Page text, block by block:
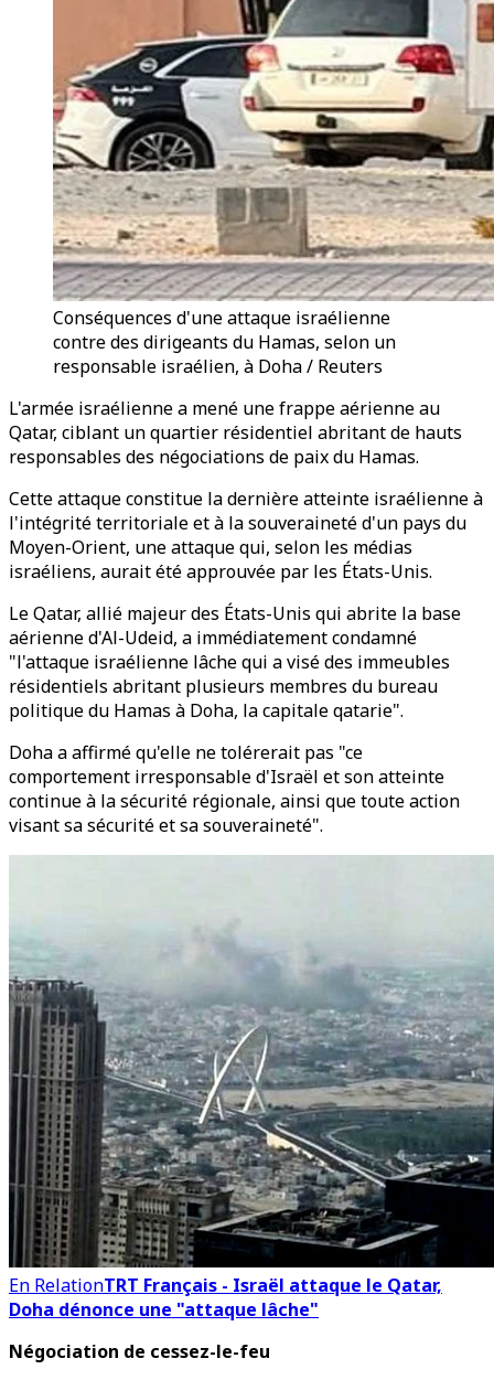
Conséquences d'une attaque israélienne
contre des dirigeants du Hamas, selon un
responsable israélien, à Doha / Reuters
L'armée israélienne a mené une frappe aérienne au
Qatar, ciblant un quartier résidentiel abritant de hauts
responsables des négociations de paix du Hamas.
Cette attaque constitue la dernière atteinte israélienne à
l'intégrité territoriale et à la souveraineté d'un pays du
Moyen-Orient, une attaque qui, selon les médias
israéliens, aurait été approuvée par les États-Unis.
Le Qatar, allié majeur des États-Unis qui abrite la base
aérienne d'Al-Udeid, a immédiatement condamné
"l'attaque israélienne lâche qui a visé des immeubles
résidentiels abritant plusieurs membres du bureau
politique du Hamas à Doha, la capitale qatarie".
Doha a affirmé qu'elle ne tolérerait pas "ce
comportement irresponsable d'Israël et son atteinte
continue à la sécurité régionale, ainsi que toute action
visant sa sécurité et sa souveraineté".
En RelationTRT Français - Israël attaque le Qatar,
Doha dénonce une "attaque lâche"
Négociation de cessez-le-feu